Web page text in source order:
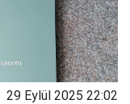
29 Eylül 2025 22:02